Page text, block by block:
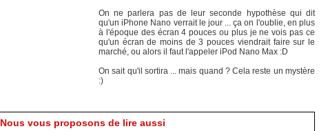
On ne parlera pas de leur seconde hypothèse qui dit
qu'un iPhone Nano verrait le jour ... ça on l'oublie, en plus
à l'époque des écran 4 pouces ou plus je ne vois pas ce
qu'un écran de moins de 3 pouces viendrait faire sur le
marché, ou alors il faut l'appeler iPod Nano Max :D
On sait qu'il sortira ... mais quand ? Cela reste un mystère
:)
Nous vous proposons de lire aussi